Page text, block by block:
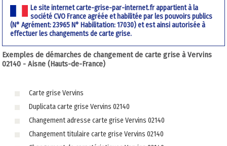
Le site internet carte-grise-par-internet.fr appartient à la
société CVO France agréée et habilitée par les pouvoirs publics
(N° Agrément: 23965 N° Habilitation: 17030) et est ainsi autorisée à
effectuer les changements de carte grise.
Exemples de démarches de changement de carte grise à Vervins
02140 - Aisne (Hauts-de-France)
Carte grise Vervins
Duplicata carte grise Vervins 02140
Changement adresse carte grise Vervins 02140
Changement titulaire carte grise Vervins 02140